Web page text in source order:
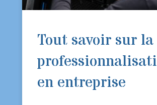
Tout savoir sur la
en entreprise